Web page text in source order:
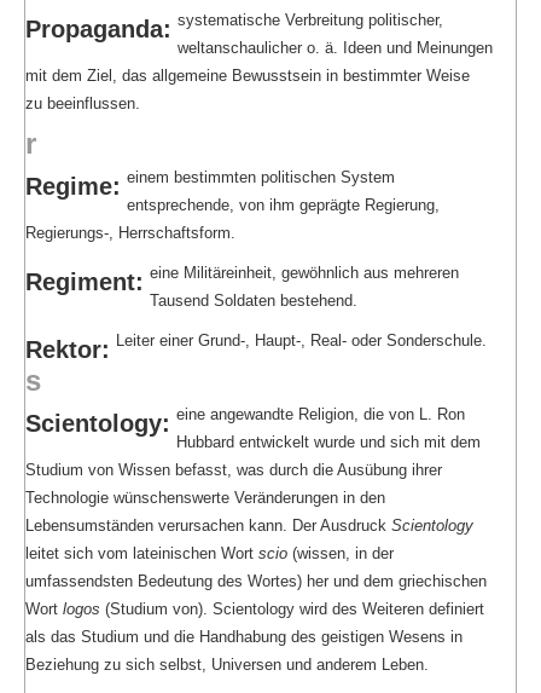
Propaganda: systematische Verbreitung politischer,
weltanschaulicher o. ä. Ideen und Meinungen
mit dem Ziel, das allgemeine Bewusstsein in bestimmter Weise
zu beeinflussen.
r
Regime: einem bestimmten politischen System
entsprechende, von ihm geprägte Regierung,
Regierungs-, Herrschaftsform.
Regiment: eine Militäreinheit, gewöhnlich aus mehreren
Tausend Soldaten bestehend.
Rektor: Leiter einer Grund-, Haupt-, Real- oder Sonderschule.
s
Scientology: eine angewandte Religion, die von L. Ron
Hubbard entwickelt wurde und sich mit dem
Studium von Wissen befasst, was durch die Ausübung ihrer
Technologie wünschenswerte Veränderungen in den
Lebensumständen verursachen kann. Der Ausdruck Scientology
leitet sich vom lateinischen Wort scio (wissen, in der
umfassendsten Bedeutung des Wortes) her und dem griechischen
Wort logos (Studium von). Scientology wird des Weiteren definiert
als das Studium und die Handhabung des geistigen Wesens in
Beziehung zu sich selbst, Universen und anderem Leben.